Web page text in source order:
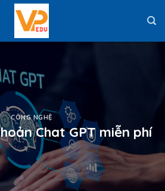
CÔNG NGHỆ
Chat GPT miễn phí